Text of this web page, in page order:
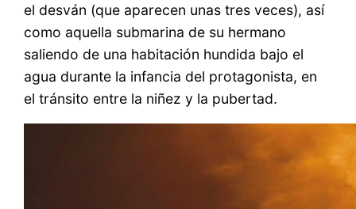
el desván (que aparecen unas tres veces), así
como aquella submarina de su hermano
saliendo de una habitación hundida bajo el
agua durante la infancia del protagonista, en
el tránsito entre la niñez y la pubertad.